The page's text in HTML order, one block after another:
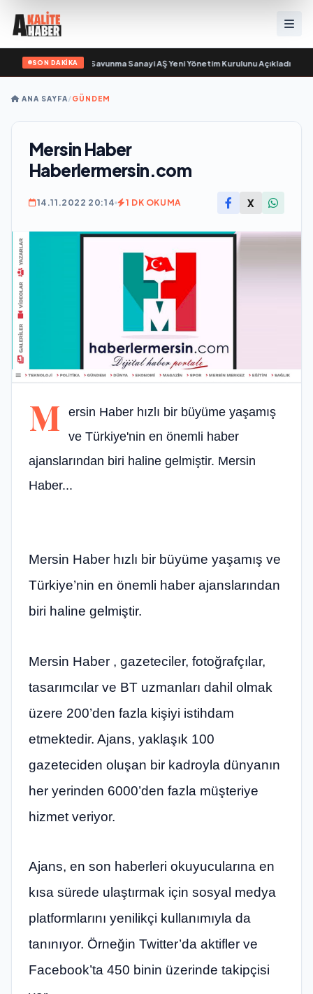
SON DAKİKA
sayıyor• Açıkgöz Savunma Sanayi AŞ Yeni Yönetim Kurulunu Açıkladı ve
ANA SAYFA/GÜNDEM
Mersin Haber
Haberlermersin.com
14.11.2022 20:14 1 DK OKUMA X
M
ersin Haber hızlı bir büyüme yaşamış
ve Türkiye'nin en önemli haber
ajanslarından biri haline gelmiştir. Mersin
Haber...
Mersin Haber hızlı bir büyüme yaşamış ve
Türkiye’nin en önemli haber ajanslarından
biri haline gelmiştir.
Mersin Haber , gazeteciler, fotoğrafçılar,
tasarımcılar ve BT uzmanları dahil olmak
üzere 200’den fazla kişiyi istihdam
etmektedir. Ajans, yaklaşık 100
gazeteciden oluşan bir kadroyla dünyanın
her yerinden 6000’den fazla müşteriye
hizmet veriyor.
Ajans, en son haberleri okuyucularına en
kısa sürede ulaştırmak için sosyal medya
platformlarını yenilikçi kullanımıyla da
tanınıyor. Örneğin Twitter’da aktifler ve
Facebook’ta 450 binin üzerinde takipçisi